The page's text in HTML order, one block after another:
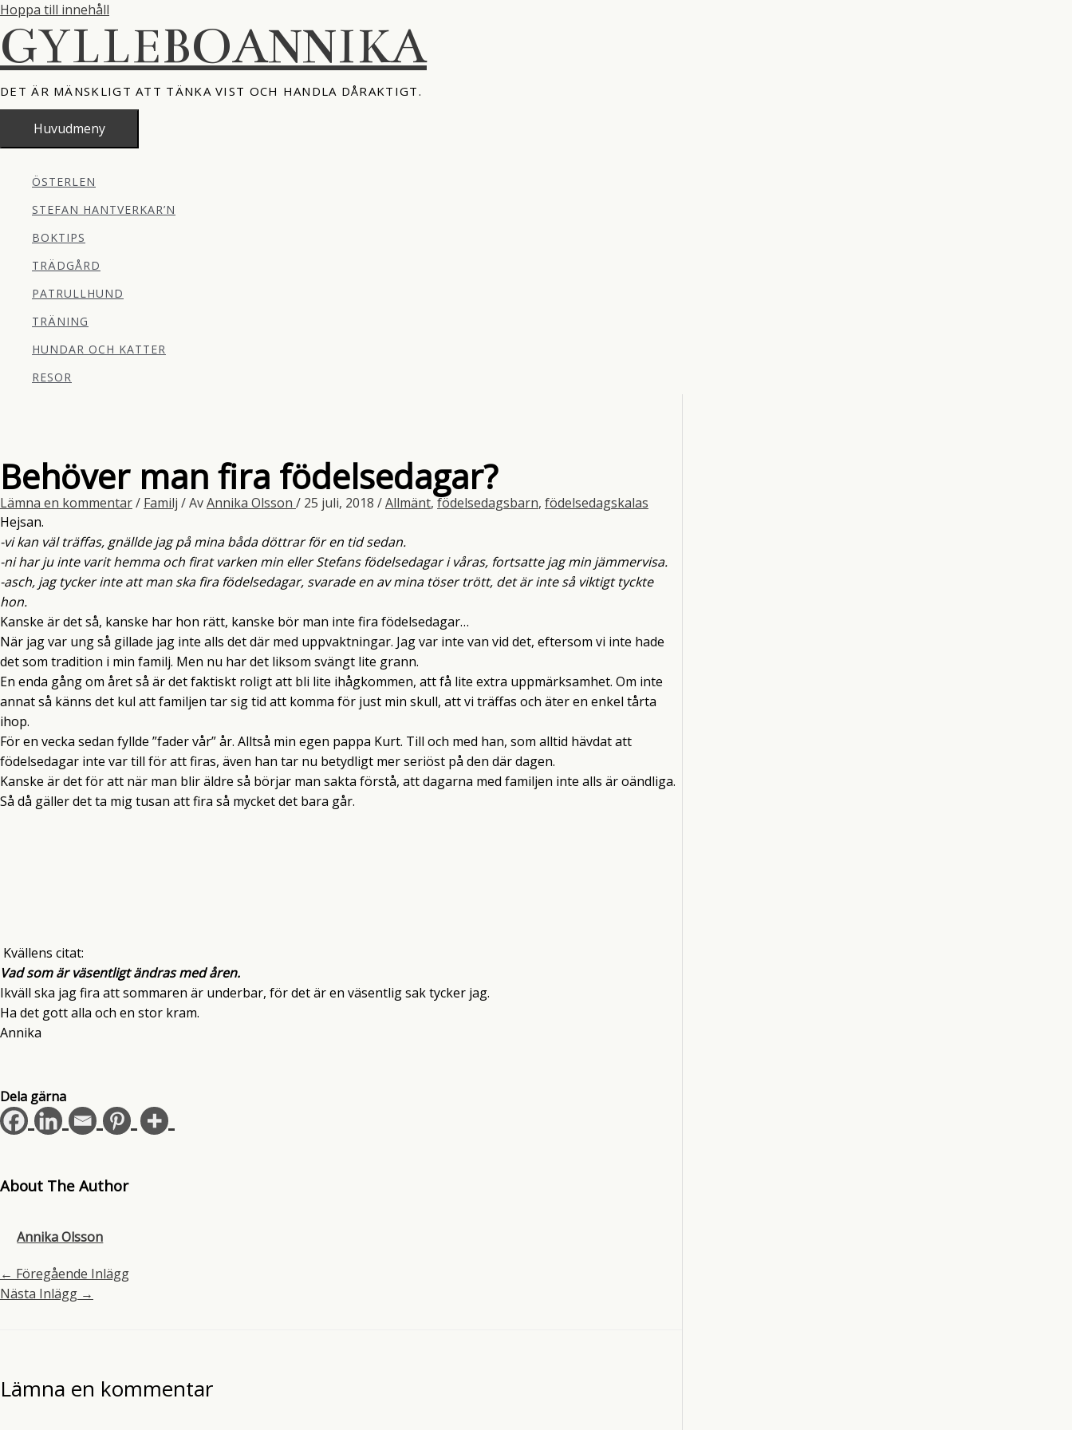
Hoppa till innehåll
GYLLEBOANNIKA
DET ÄR MÄNSKLIGT ATT TÄNKA VIST OCH HANDLA DÅRAKTIGT.
Huvudmeny
ÖSTERLEN
STEFAN HANTVERKAR’N
BOKTIPS
TRÄDGÅRD
PATRULLHUND
TRÄNING
HUNDAR OCH KATTER
RESOR
Behöver man fira födelsedagar?
Lämna en kommentar/ Familj / AvAnnika Olsson / 25 juli, 2018 /Allmänt,födelsedagsbarn, födelsedagskalas
Hejsan.
-vi kan väl träffas, gnällde jag på mina båda döttrar för en tid sedan.
-ni har ju inte varit hemma och firat varken min eller Stefans födelsedagar i våras, fortsatte jag min jämmervisa.
-asch, jag tycker inte att man ska fira födelsedagar, svarade en av mina töser trött, det är inte så viktigt tyckte
hon.
Kanske är det så, kanske har hon rätt, kanske bör man inte fira födelsedagar…
När jag var ung så gillade jag inte alls det där med uppvaktningar. Jag var inte van vid det, eftersom vi inte hade
det som tradition i min familj. Men nu har det liksom svängt lite grann.
En enda gång om året så är det faktiskt roligt att bli lite ihågkommen, att få lite extra uppmärksamhet. Om inte
annat så känns det kul att familjen tar sig tid att komma för just min skull, att vi träffas och äter en enkel tårta
ihop.
För en vecka sedan fyllde ”fader vår” år. Alltså min egen pappa Kurt. Till och med han, som alltid hävdat att
födelsedagar inte var till för att firas, även han tar nu betydligt mer seriöst på den där dagen.
Kanske är det för att när man blir äldre så börjar man sakta förstå, att dagarna med familjen inte alls är oändliga.
Så då gäller det ta mig tusan att fira så mycket det bara går.
Kvällens citat:
Vad som är väsentligt ändras med åren.
Ikväll ska jag fira att sommaren är underbar, för det är en väsentlig sak tycker jag.
Ha det gott alla och en stor kram.
Annika
Dela gärna
About The Author
Annika Olsson
← Föregående Inlägg
Nästa Inlägg →
Lämna en kommentar